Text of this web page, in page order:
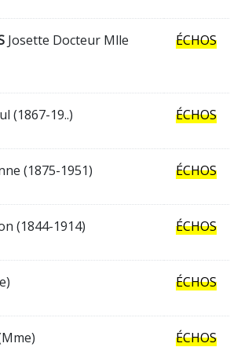
Josette Docteur Mlle
ÉCHOS
(1867-19..) ÉCHOS
(1875-1951) ÉCHOS
(1844-1914) ÉCHOS
ÉCHOS
ÉCHOS